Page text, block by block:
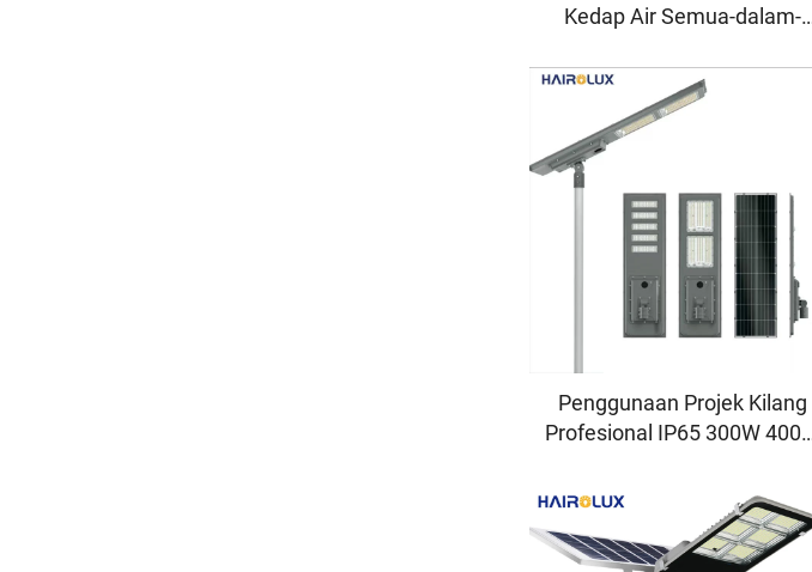
Kedap Air Semua-dalam-
Sangat Tinggi Aluminium
Lampu Jalan Utama LED
Lampu Jalan Suria
Penggunaan Projek Kilang
Profesional IP65 300W
SMD Luar Bangunan Semua-
dalam-Satu Lampu Jalan
Suria LED